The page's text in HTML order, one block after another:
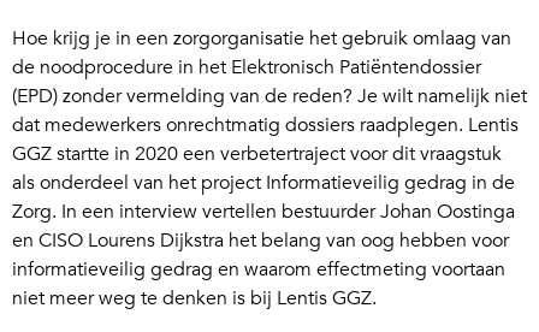
Hoe krijg je in een zorgorganisatie het gebruik omlaag van
de noodprocedure in het Elektronisch Patiëntendossier
(EPD) zonder vermelding van de reden? Je wilt namelijk niet
dat medewerkers onrechtmatig dossiers raadplegen. Lentis
GGZ startte in 2020 een verbetertraject voor dit vraagstuk
als onderdeel van het project Informatieveilig gedrag in de
Zorg. In een interview vertellen bestuurder Johan Oostinga
en CISO Lourens Dijkstra het belang van oog hebben voor
informatieveilig gedrag en waarom effectmeting voortaan
niet meer weg te denken is bij Lentis GGZ.